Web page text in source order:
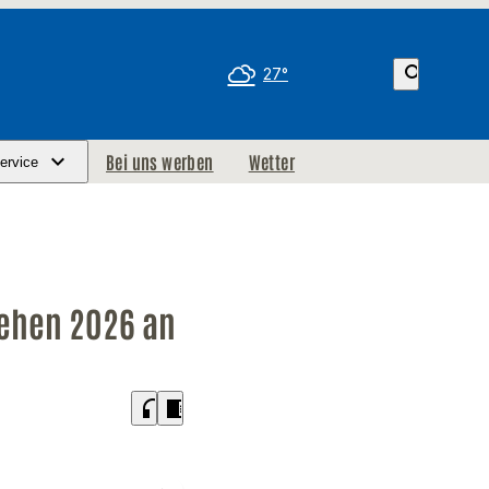
27° search
Bei uns werben Wetter
2026 an
headphones chrome_reader_mode